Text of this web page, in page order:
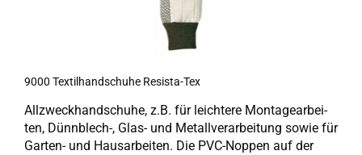
9000 Tex­til­hand­schu­he Resista-​​Tex
All­zweck­hand­schu­he, z.B. für leich­te­re Mon­ta­ge­ar­bei­
ten, Dünnblech-​, Glas- und Me­tall­ver­ar­bei­tung sowie für
Garten-​ und Haus­ar­bei­ten. Die PVC-​Noppen auf der